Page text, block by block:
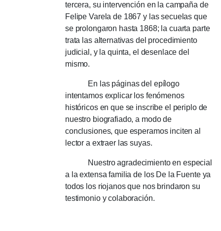
tercera, su intervención en la campaña de
Felipe Varela de 1867 y las secuelas que
se prolongaron hasta 1868; la cuarta parte
trata las alternativas del procedimiento
judicial, y la quinta, el desenlace del
mismo.
En las páginas del epílogo
intentamos explicar los fenómenos
históricos en que se inscribe el periplo de
nuestro biografiado, a modo de
conclusiones, que esperamos inciten al
lector a extraer las suyas.
Nuestro agradecimiento en especial
a la extensa familia de los De la Fuente ya
todos los riojanos que nos brindaron su
testimonio y colaboración.